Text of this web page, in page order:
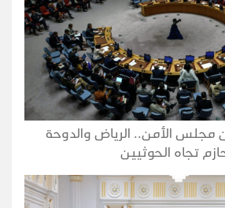
مجلس الأمن.. الرياض والدوحة
تجاه الحوثيين